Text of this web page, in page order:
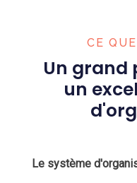
CE
Un grand
un
Le système